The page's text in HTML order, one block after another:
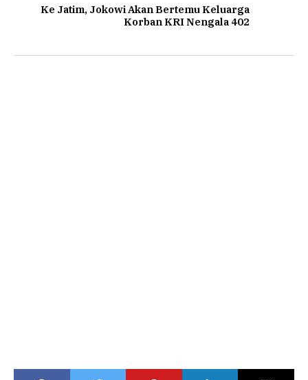
Ke Jatim, Jokowi Akan Bertemu Keluarga
Korban KRI Nengala 402